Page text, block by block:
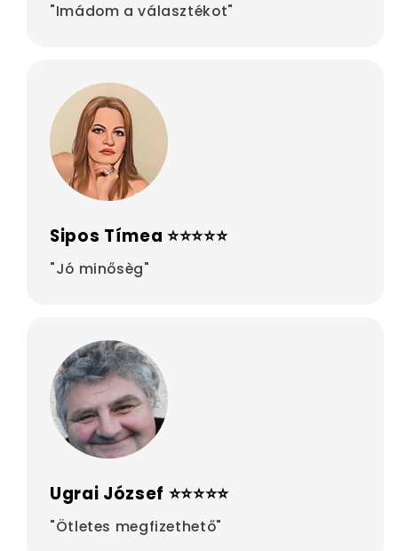
"Imádom a választékot"
Sipos Tímea ⭐⭐⭐⭐⭐
"Jó minősèg"
Ugrai József ⭐⭐⭐⭐⭐
"Ötletes megfizethető"